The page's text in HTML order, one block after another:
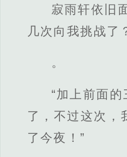
寂雨轩依旧
几次向我挑战了
。
“加上前面
了，不过这次，
了今夜！”